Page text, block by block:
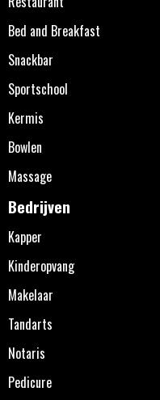
Bed and Breakfast
Snackbar
Sportschool
Kermis
Bowlen
Massage
Bedrijven
Kapper
Kinderopvang
Makelaar
Tandarts
Notaris
Pedicure